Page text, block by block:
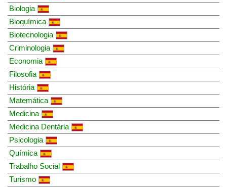
Biologia
Bioquímica
Biotecnologia
Criminologia
Economia
Filosofia
História
Matemática
Medicina
Medicina Dentária
Psicologia
Química
Trabalho Social
Turismo